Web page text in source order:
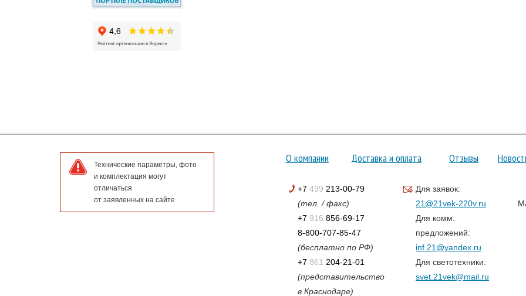
Технические параметры, фото
и комплектация могут
отличаться
от заявленных на сайте
О компании Доставка и оплата Отзывы
+7 499 213-00-79
(тел. / факс)
+7 916 856-69-17
8-800-707-85-47
(бесплатно по РФ)
+7 861 204-21-01
(представительство
в Краснодаре)
Для заявок:
21@21vek-220v.ru
Для комм.
предложений:
inf.21@yandex.ru
Для светотехники:
svet.21vek@mail.ru